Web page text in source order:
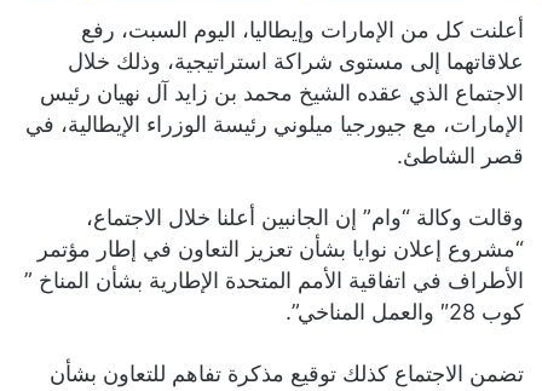
أعلنت كل من الإمارات وإيطاليا، اليوم السبت، رفع
علاقاتهما إلى مستوى شراكة استراتيجية، وذلك خلال
الاجتماع الذي عقده الشيخ محمد بن زايد آل نهيان رئيس
الإمارات، مع جيورجيا ميلوني رئيسة الوزراء الإيطالية، في
قصر الشاطئ.
وقالت وكالة “وام” إن الجانبين أعلنا خلال الاجتماع،
“مشروع إعلان نوايا بشأن تعزيز التعاون في إطار مؤتمر
الأطراف في اتفاقية الأمم المتحدة الإطارية بشأن المناخ ”
كوب 28″ والعمل المناخي”.
تضمن الاجتماع كذلك توقيع مذكرة تفاهم للتعاون بشأن